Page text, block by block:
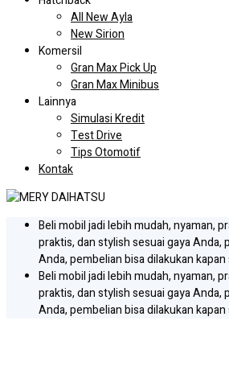
All New Ayla
New Sirion
Komersil
Gran Max Pick Up
Gran Max Minibus
Lainnya
Simulasi Kredit
Test Drive
Tips Otomotif
Kontak
Beli mobil jadi lebih mudah, nyaman,
praktis, dan stylish sesuai gaya Anda,
Anda, pembelian bisa dilakukan
Beli mobil jadi lebih mudah, nyaman,
praktis, dan stylish sesuai gaya Anda,
Anda, pembelian bisa dilakukan